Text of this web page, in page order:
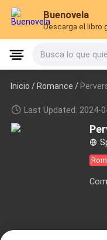
Buenovela
Descarga el libro
Busca lo que
Inicio /Romance /
Last Updated: 2024-